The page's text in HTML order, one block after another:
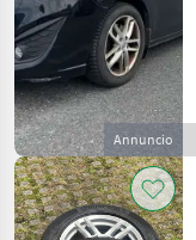
Annuncio